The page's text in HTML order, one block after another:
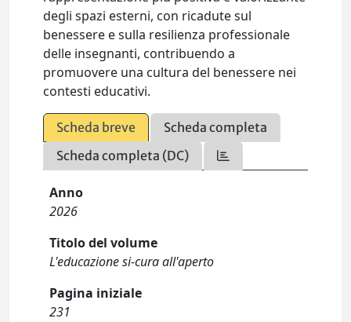
degli spazi esterni, con ricadute sul
benessere e sulla resilienza professionale
delle insegnanti, contribuendo a
promuovere una cultura del benessere nei
contesti educativi.
Scheda breve
Scheda completa
Scheda completa (DC)
Anno
2026
Titolo del volume
L'educazione si-cura all'aperto
Pagina iniziale
231